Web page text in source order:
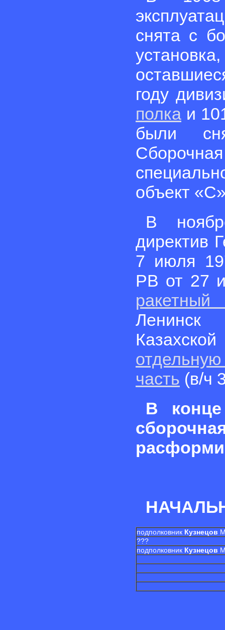
снята с
году
полка и
были
объект
В
директив
7 июля
РВ от 27
ракетный
часть (в/ч
В
подполковник Кузнецов
???
подполковник Кузнецов